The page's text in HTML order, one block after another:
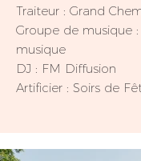
Traiteur : Grand
Groupe de musique :
musique
DJ : FM Diffusion
Artificier : Soirs de